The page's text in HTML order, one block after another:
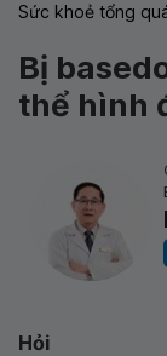
Sức khoẻ tổng
Bị
thể hình
Hỏi